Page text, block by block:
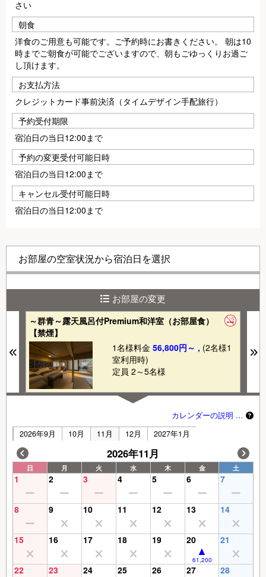
さい
朝食
洋食のご用意も可能です。ご予約時にお書きください。 朝は10
時までご朝食が可能でございますので、朝もごゆっくりお過ご
し頂けます。
お支払方法
クレジットカード事前決済（タイムデザイン手配旅行）
予約受付期限
宿泊日の当日12:00まで
予約の変更受付可能日時
宿泊日の当日12:00まで
キャンセル受付可能日時
宿泊日の当日12:00まで
お部屋の空室状況から宿泊日を選択
お部屋の変更
Previous
～群青～露天風呂付Premium和洋室（お部屋食）
【禁煙】
1名様料金 56,800円～ , (2名様1
室利用時)
定員 2～5名様
カレンダーの説明 …
2026年9月
10月 11月 12月 2027年1月
2026年11月
日 月 火 水 木 金 土
1 2 3 4 5 6 7
8 9 10 11 12 13 14
15 16 17 18 19 20
61,200
21
22 23 24 25 26 27 28